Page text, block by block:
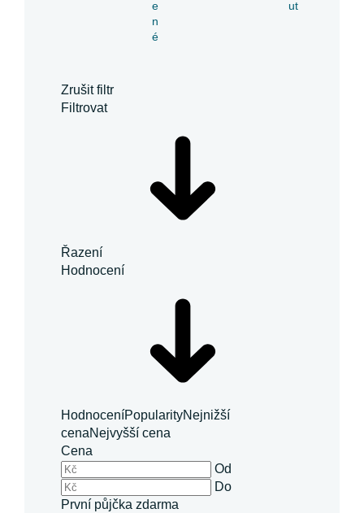
e
n
é
ut
Zrušit filtr
Filtrovat
Řazení
Hodnocení
HodnoceníPopularityNejnižší
cenaNejvyšší cena
Cena
Od
Do
První půjčka zdarma